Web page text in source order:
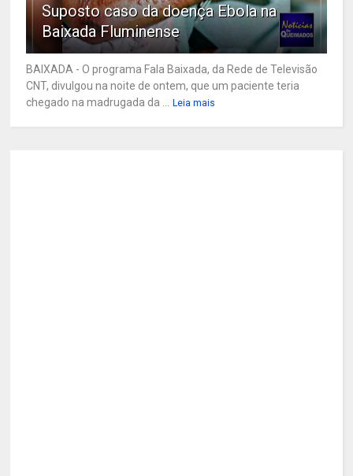
Suposto caso da doença Ebola na
Baixada Fluminense
BAIXADA - O programa Fala Baixada, da Rede de Televisão
CNT, divulgou na noite de ontem, que um paciente teria
chegado na madrugada da ...
Leia mais